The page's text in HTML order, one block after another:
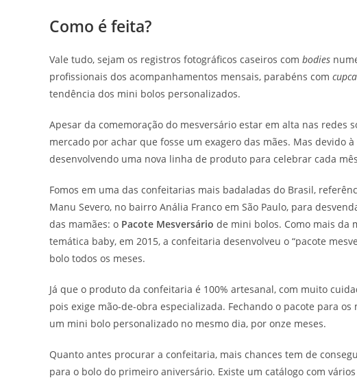
Como é feita?
Vale tudo, sejam os registros fotográficos caseiros com bodies
profissionais dos acompanhamentos mensais, parabéns com
tendência dos mini bolos personalizados.
Apesar da comemoração do mesversário estar em alta nas redes
mercado por achar que fosse um exagero das mães. Mas devido
desenvolvendo uma nova linha de produto para celebrar cada
Fomos em uma das confeitarias mais badaladas do Brasil,
Manu Severo, no bairro Anália Franco em São Paulo, para
das mamães: o Pacote Mesversário de mini bolos. Como mais da
temática baby, em 2015, a confeitaria desenvolveu o “pacote
bolo todos os meses.
Já que o produto da confeitaria é 100% artesanal, com muito
pois exige mão-de-obra especializada. Fechando o pacote para
um mini bolo personalizado no mesmo dia, por onze meses.
Quanto antes procurar a confeitaria, mais chances tem de
para o bolo do primeiro aniversário. Existe um catálogo com